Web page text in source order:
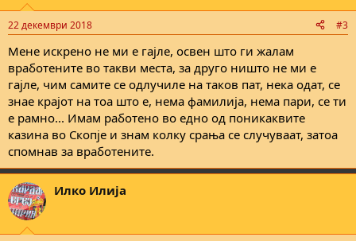
s
22 декември 2018 #3
Мене искрено не ми е гајле, освен што ги жалам
вработените во такви места, за друго ништо не ми е
гајле, чим самите се одлучиле на таков пат, нека одат, се
знае крајот на тоа што е, нема фамилија, нема пари, се ти
е рамно... Имам работено во едно од поникаквите
казина во Скопје и знам колку срања се случуваат, затоа
спомнав за вработените.
Илко Илија